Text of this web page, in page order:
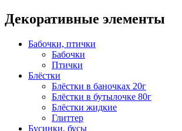
Декоративные элементы
Бабочки, птички
Бабочки
Птички
Блёстки
Блёстки в баночках 20г
Блёстки в бутылочке 80г
Блёстки жидкие
Глиттер
Бусинки, бусы